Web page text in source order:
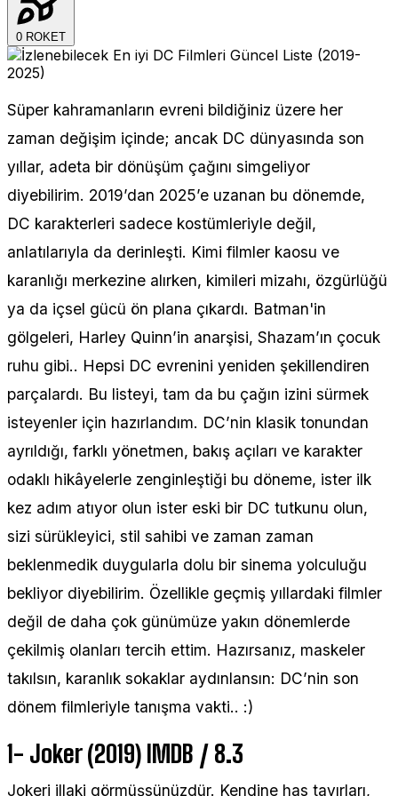
0 ROKET
Süper kahramanların evreni bildiğiniz üzere her
zaman değişim içinde; ancak DC dünyasında son
yıllar, adeta bir dönüşüm çağını simgeliyor
diyebilirim. 2019’dan 2025’e uzanan bu dönemde,
DC karakterleri sadece kostümleriyle değil,
anlatılarıyla da derinleşti. Kimi filmler kaosu ve
karanlığı merkezine alırken, kimileri mizahı, özgürlüğü
ya da içsel gücü ön plana çıkardı. Batman'in
gölgeleri, Harley Quinn’in anarşisi, Shazam’ın çocuk
ruhu gibi.. Hepsi DC evrenini yeniden şekillendiren
parçalardı. Bu listeyi, tam da bu çağın izini sürmek
isteyenler için hazırlandım. DC’nin klasik tonundan
ayrıldığı, farklı yönetmen, bakış açıları ve karakter
odaklı hikâyelerle zenginleştiği bu döneme, ister ilk
kez adım atıyor olun ister eski bir DC tutkunu olun,
sizi sürükleyici, stil sahibi ve zaman zaman
beklenmedik duygularla dolu bir sinema yolculuğu
bekliyor diyebilirim. Özellikle geçmiş yıllardaki filmler
değil de daha çok günümüze yakın dönemlerde
çekilmiş olanları tercih ettim. Hazırsanız, maskeler
takılsın, karanlık sokaklar aydınlansın: DC’nin son
dönem filmleriyle tanışma vakti.. :)
1- Joker (2019) IMDB / 8.3
Jokeri illaki görmüşsünüzdür. Kendine has tavırları,